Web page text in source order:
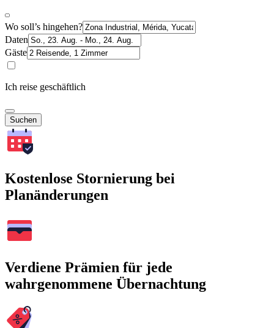
Wo soll’s hingehen?
Daten
Gäste
Ich reise geschäftlich
Suchen
Kostenlose Stornierung bei
Planänderungen
Verdiene Prämien für jede
wahrgenommene Übernachtung